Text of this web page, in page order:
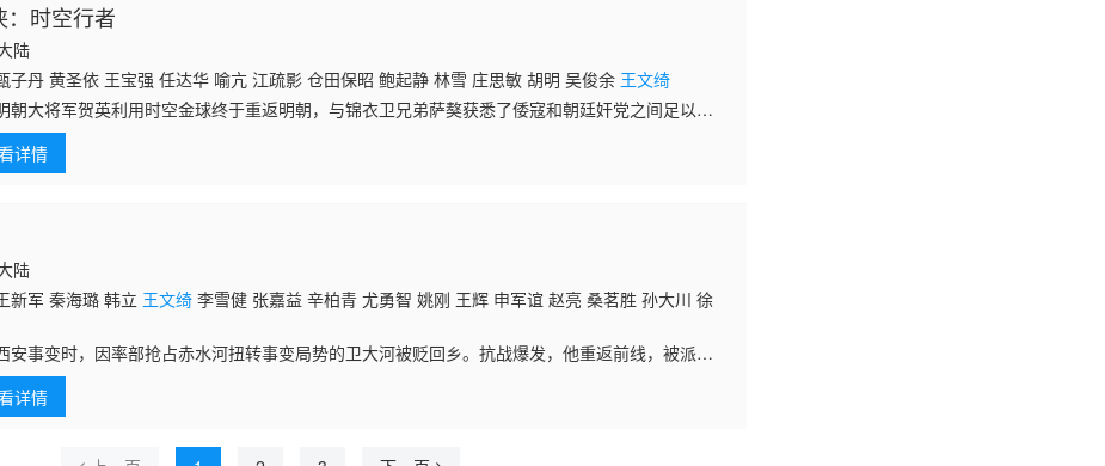
：时空行者
陆
子丹 黄圣依 王宝强 任达华 喻亢 江疏影 仓田保昭 鲍起静 林雪 庄思敏 胡明 吴俊余 王文绮
朝大将军贺英利用时空金球终于重返明朝，与锦衣卫兄弟萨獒获悉了倭寇和朝廷奸党之间足以倾
密谋，绵延400年的惊天危机一触即发。贺英也在红颜知己小美的帮助下开始了抗倭锄奸和保护族
。
详情
陆
新军 秦海璐 韩立 王文绮 李雪健 张嘉益 辛柏青 尤勇智 姚刚 王辉 申军谊 赵亮 桑茗胜 孙大川 徐
安事变时，因率部抢占赤水河扭转事变局势的卫大河被贬回乡。抗战爆发，他重返前线，被派往
党共同组建的中条山游击纵队，面对各种势力的相互倾轧，卫大河依然屡建奇功。在八路军团长
我党地下工作者
详情